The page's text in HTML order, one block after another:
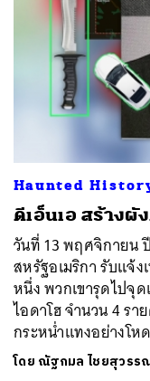
Haunted
ดีเอ็นเอ สร้างผั
วันที่ 13 พฤศจิกายน
สหรัฐอเมริกา รับแจ้
หนึ่ง พวกเขารุดไปจุ
ไอดาโฮ จำนวน 4 ร
กระหน่ำแทงอย่างโห
โดย ณัฐกมล ไชยสุวรร